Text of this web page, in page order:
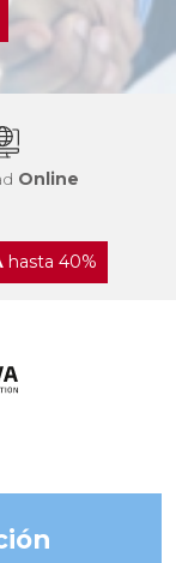
Online
hasta 40%